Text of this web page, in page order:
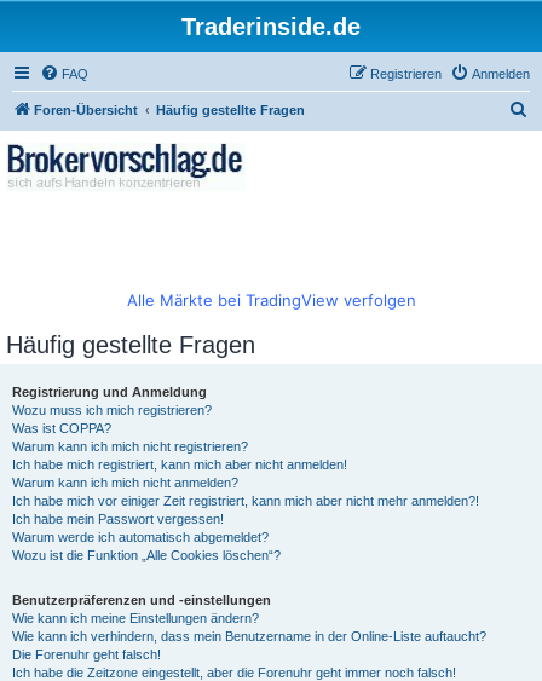
Traderinside.de
FAQ Anmelden
Registrieren
Foren-Übersicht Häufig gestellte Fragen
Alle Märkte bei TradingView verfolgen
Häufig gestellte Fragen
Registrierung und Anmeldung
Wozu muss ich mich registrieren?
Was ist COPPA?
Warum kann ich mich nicht registrieren?
Ich habe mich registriert, kann mich aber nicht anmelden!
Warum kann ich mich nicht anmelden?
Ich habe mich vor einiger Zeit registriert, kann mich aber nicht mehr anmelden?!
Ich habe mein Passwort vergessen!
Warum werde ich automatisch abgemeldet?
Wozu ist die Funktion „Alle Cookies löschen“?
Benutzerpräferenzen und -einstellungen
Wie kann ich meine Einstellungen ändern?
Wie kann ich verhindern, dass mein Benutzername in der Online-Liste auftaucht?
Die Forenuhr geht falsch!
Ich habe die Zeitzone eingestellt, aber die Forenuhr geht immer noch falsch!